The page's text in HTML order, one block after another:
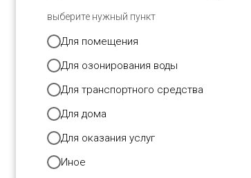
выберите нужный пункт
Для помещения
Для озонирования воды
Для транспортного средства
Для дома
Для оказания услуг
Иное